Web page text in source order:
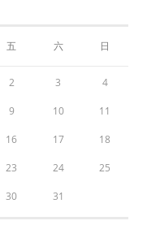
五 六 日
2 3 4
9 10 11
16 17 18
23 24 25
30 31